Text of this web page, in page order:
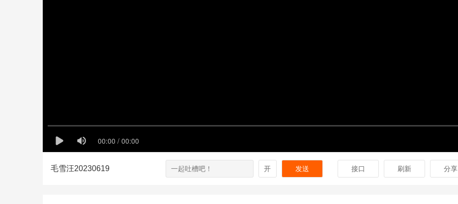
毛雪汪20230619 开 发送 接口 刷新 分享